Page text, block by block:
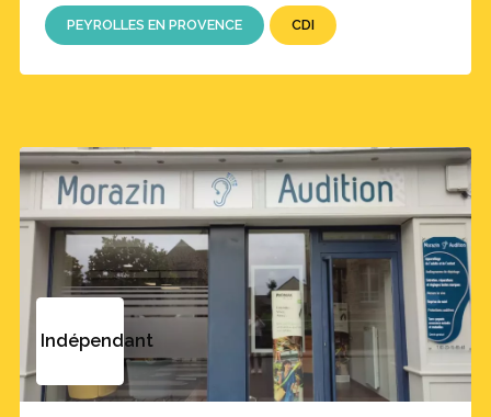
PEYROLLES EN PROVENCE CDI
Indépendant